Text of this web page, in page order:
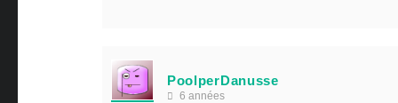
PoolperDanusse
6 années